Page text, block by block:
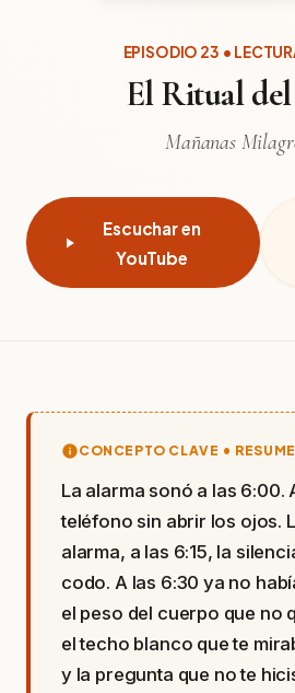
EPISODIO 23 •
El Ritual
Mañanas
Escuchar en
YouTube
CONCEPTO CLAVE •
La alarma sonó a las 6:00.
teléfono sin abrir los ojos.
alarma, a las 6:15, la
codo. A las 6:30 ya no
el peso del cuerpo que no
el techo blanco que te
y la pregunta que no te